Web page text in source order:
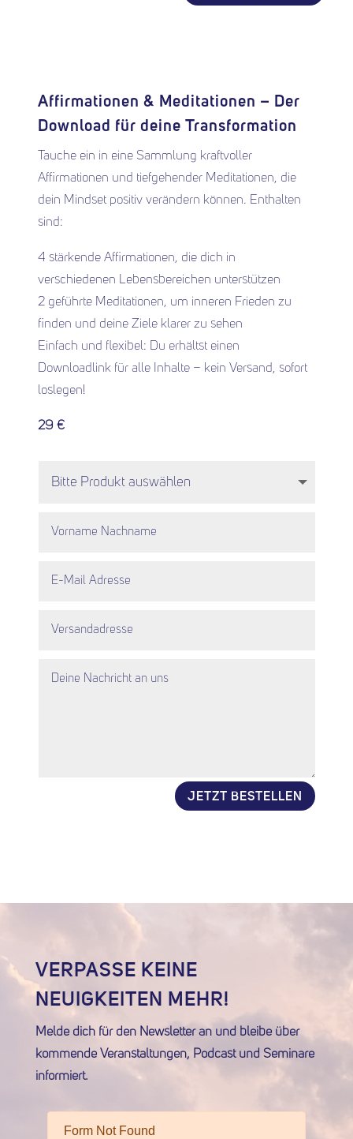
Affirmationen & Meditationen – Der
Download für deine Transformation
Tauche ein in eine Sammlung kraftvoller
Affirmationen und tiefgehender Meditationen, die
dein Mindset positiv verändern können. Enthalten
sind:
4 stärkende Affirmationen, die dich in
verschiedenen Lebensbereichen unterstützen
2 geführte Meditationen, um inneren Frieden zu
finden und deine Ziele klarer zu sehen
Einfach und flexibel: Du erhältst einen
Downloadlink für alle Inhalte – kein Versand, sofort
loslegen!
29 €
JETZT BESTELLEN
VERPASSE KEINE
NEUIGKEITEN MEHR!
Melde dich für den Newsletter an und bleibe über
kommende Veranstaltungen, Podcast und Seminare
informiert.